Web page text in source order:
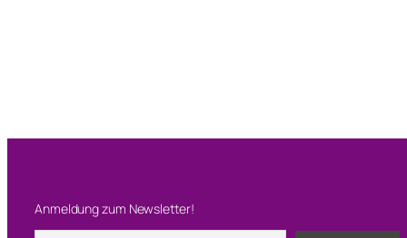
Anmeldung zum Newsletter!